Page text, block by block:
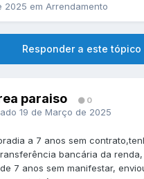
2025 em Arrendamento
Responder a este tópico
paraiso 0
19 de Março de 2025
a 7 anos sem
bancária da
7 anos sem manifestar,